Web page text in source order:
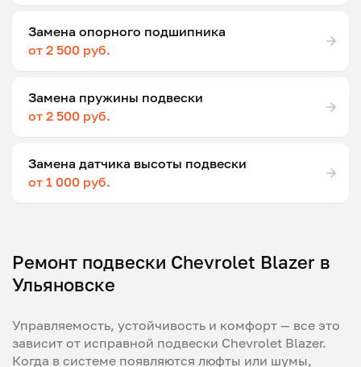
Замена опорного подшипника
от 2 500 руб.
Замена пружины подвески
от 2 500 руб.
Замена датчика высоты подвески
от 1 000 руб.
Ремонт подвески Chevrolet Blazer в
Ульяновске
Управляемость, устойчивость и комфорт — все это
зависит от исправной подвески Chevrolet Blazer.
Когда в системе появляются люфты или шумы,